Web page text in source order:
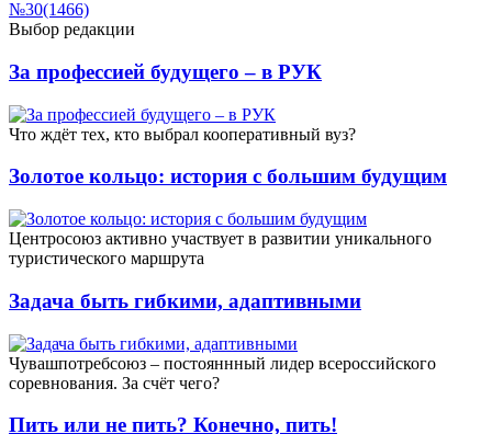
№30(1466)
Выбор редакции
За профессией будущего – в РУК
Что ждёт тех, кто выбрал кооперативный вуз?
Золотое кольцо: история с большим будущим
Центросоюз активно участвует в развитии уникального
туристического маршрута
Задача быть гибкими, адаптивными
Чувашпотребсоюз – постояннный лидер всероссийского
соревнования. За счёт чего?
Пить или не пить? Конечно, пить!